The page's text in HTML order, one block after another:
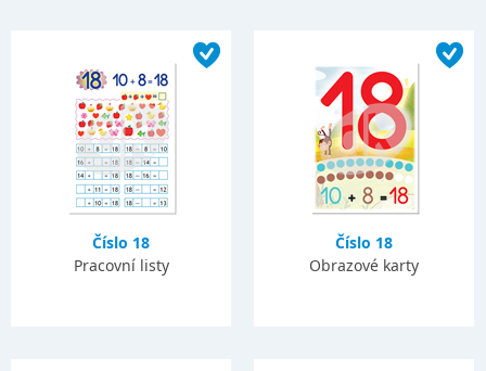
Číslo 18
Pracovní listy
Číslo 18
Obrazové karty